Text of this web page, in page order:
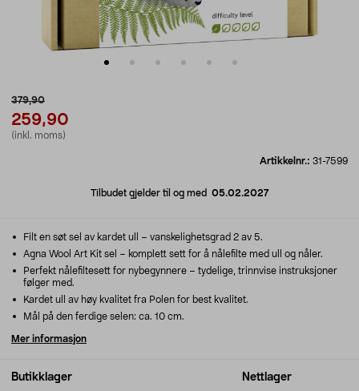
379,90
259,90
(inkl. moms)
Artikkelnr.: 31-7599
Tilbudet gjelder til og med 05.02.2027
Butikklager Nettlager
Filt en søt sel av kardet ull – vanskelighetsgrad 2 av 5.
Agna Wool Art Kit sel – komplett sett for å nålefilte med ull og nåler.
Perfekt nålefiltesett for nybegynnere – tydelige, trinnvise instruksjoner
følger med.
Kardet ull av høy kvalitet fra Polen for best kvalitet.
Mål på den ferdige selen: ca. 10 cm.
Mer informasjon